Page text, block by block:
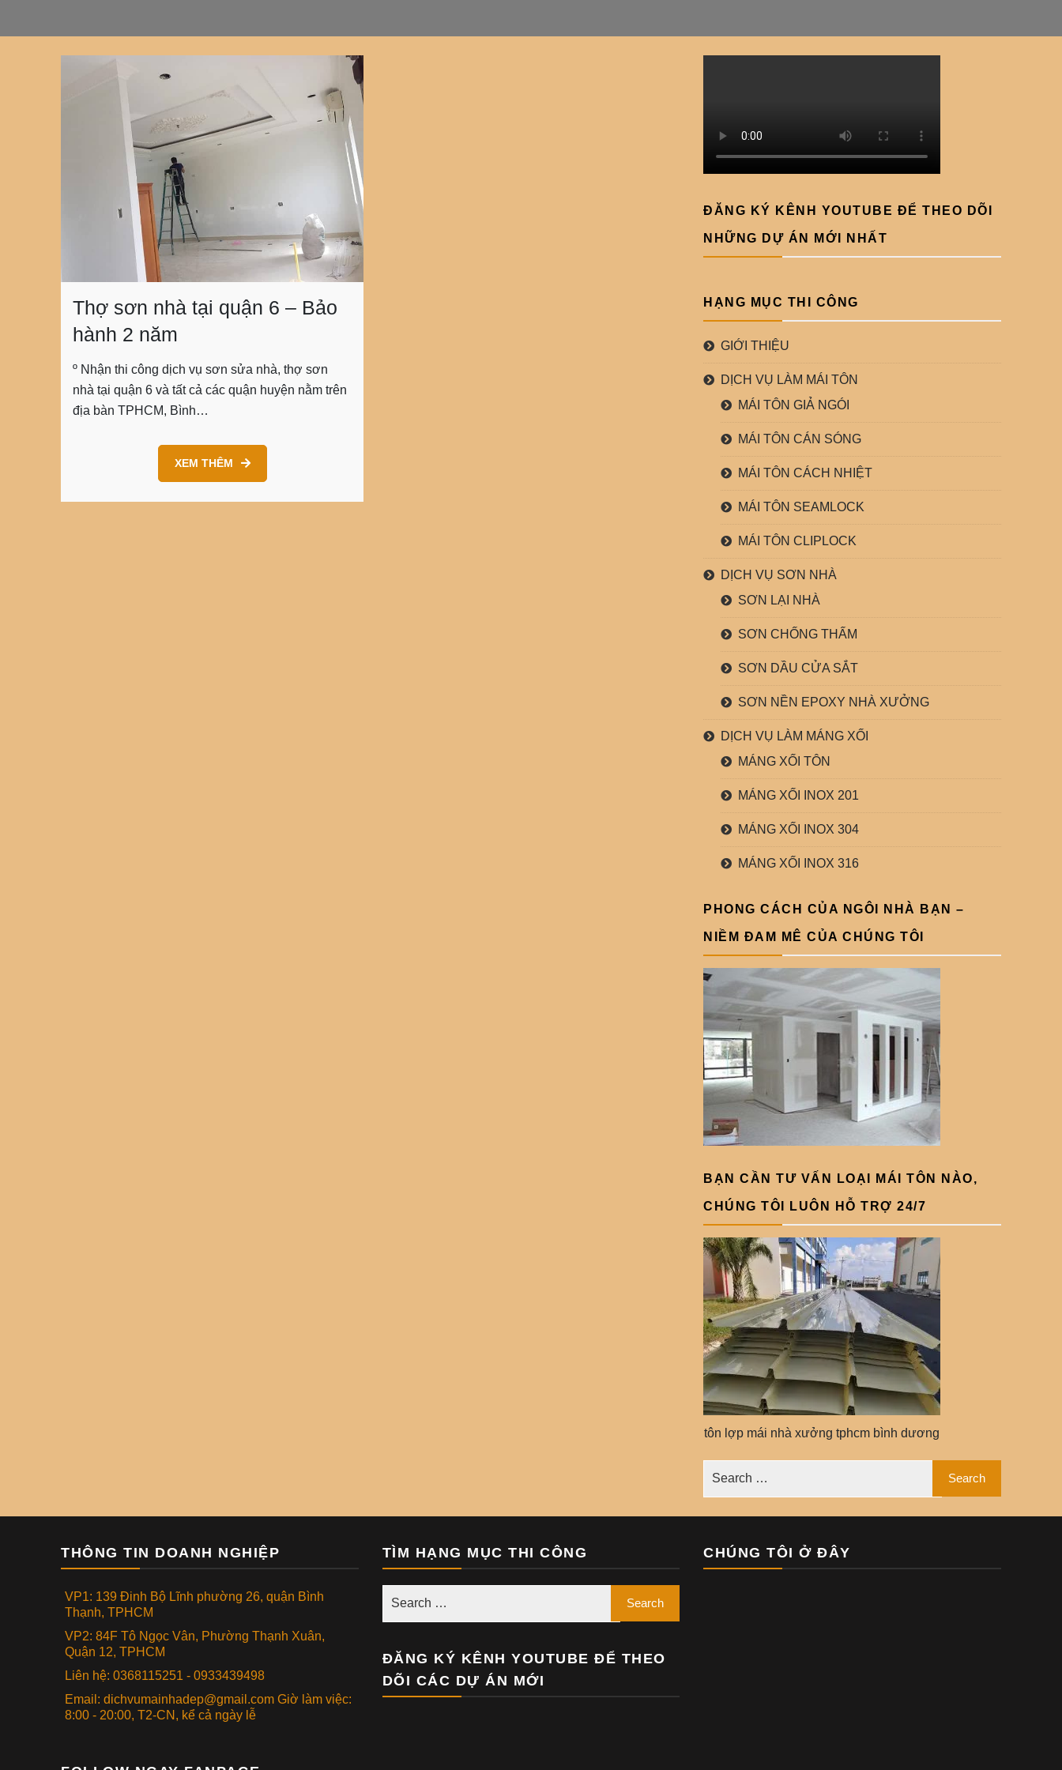
Thợ sơn nhà tại quận 6 – Bảo
hành 2 năm
º Nhận thi công dịch vụ sơn sửa nhà, thợ sơn
nhà tại quận 6 và tất cả các quận huyện nằm trên
địa bàn TPHCM, Bình…
XEM THÊM
ĐĂNG KÝ KÊNH YOUTUBE ĐỂ THEO DÕI
NHỮNG DỰ ÁN MỚI NHẤT
HẠNG MỤC THI CÔNG
GIỚI THIỆU
DỊCH VỤ LÀM MÁI TÔN
MÁI TÔN GIẢ NGÓI
MÁI TÔN CÁN SÓNG
MÁI TÔN CÁCH NHIỆT
MÁI TÔN SEAMLOCK
MÁI TÔN CLIPLOCK
DỊCH VỤ SƠN NHÀ
SƠN LẠI NHÀ
SƠN CHỐNG THẤM
SƠN DẦU CỬA SẮT
SƠN NỀN EPOXY NHÀ XƯỞNG
DỊCH VỤ LÀM MÁNG XỐI
MÁNG XỐI TÔN
MÁNG XỐI INOX 201
MÁNG XỐI INOX 304
MÁNG XỐI INOX 316
PHONG CÁCH CỦA NGÔI NHÀ BẠN –
NIỀM ĐAM MÊ CỦA CHÚNG TÔI
BẠN CẦN TƯ VẤN LOẠI MÁI TÔN NÀO,
CHÚNG TÔI LUÔN HỖ TRỢ 24/7
tôn lợp mái nhà xưởng tphcm bình dương
THÔNG TIN DOANH NGHIỆP
VP1: 139 Đinh Bộ Lĩnh phường 26, quận Bình
Thạnh, TPHCM
VP2: 84F Tô Ngọc Vân, Phường Thạnh Xuân,
Quận 12, TPHCM
Liên hệ: 0368115251 - 0933439498
Email: dichvumainhadep@gmail.com Giờ làm việc:
8:00 - 20:00, T2-CN, kể cả ngày lễ
TÌM HẠNG MỤC THI CÔNG
ĐĂNG KÝ KÊNH YOUTUBE ĐỂ THEO
DÕI CÁC DỰ ÁN MỚI
CHÚNG TÔI Ở ĐÂY